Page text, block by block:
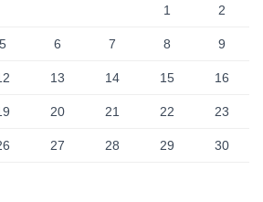
1 2
5 6 7 8 9
13 14 15 16
20 21 22 23
27 28 29 30